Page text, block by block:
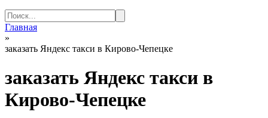
Search
for:
Главная
»
заказать Яндекс такси в Кирово-Чепецке
заказать Яндекс такси в
Кирово-Чепецке